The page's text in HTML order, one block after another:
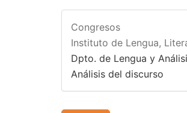
Congresos
Instituto de Lengua,
Dpto. de Lengua y
Análisis del discurso